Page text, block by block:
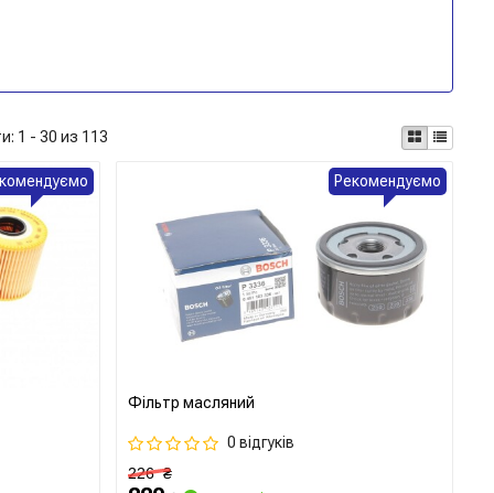
1 - 30 из 113
Фільтр масляний
0 відгуків
226₴
Рекомендуємо